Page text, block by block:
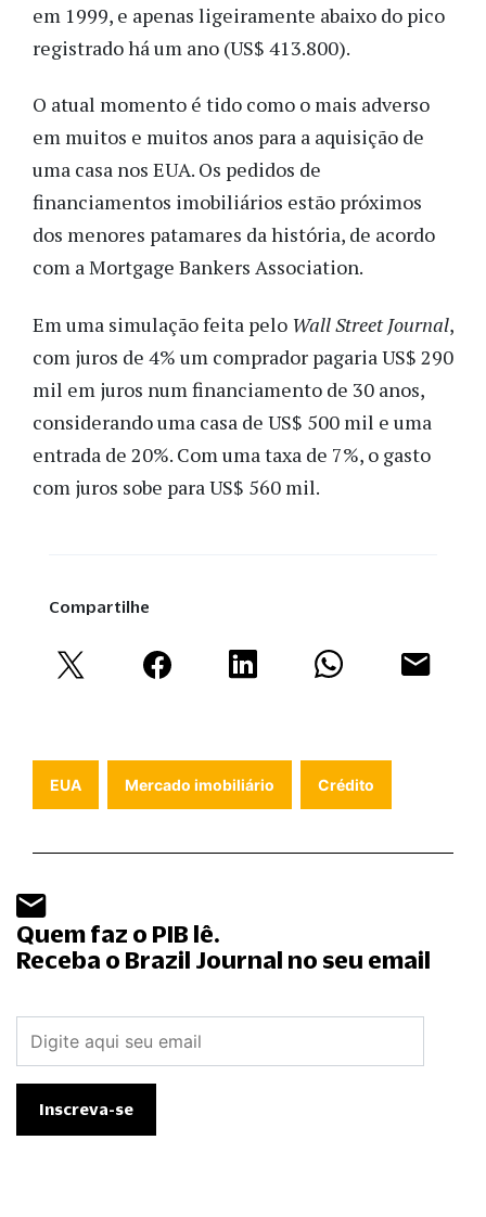
em 1999, e apenas ligeiramente abaixo do pico
registrado há um ano (US$ 413.800).
O atual momento é tido como o mais adverso
em muitos e muitos anos para a aquisição de
uma casa nos EUA. Os pedidos de
financiamentos imobiliários estão próximos
dos menores patamares da história, de acordo
com a Mortgage Bankers Association.
Em uma simulação feita pelo Wall Street Journal,
com juros de 4% um comprador pagaria US$ 290
mil em juros num financiamento de 30 anos,
considerando uma casa de US$ 500 mil e uma
entrada de 20%. Com uma taxa de 7%, o gasto
com juros sobe para US$ 560 mil.
Compartilhe
EUA Mercado imobiliário Crédito
Quem faz o PIB lê.
Receba o Brazil Journal no seu email